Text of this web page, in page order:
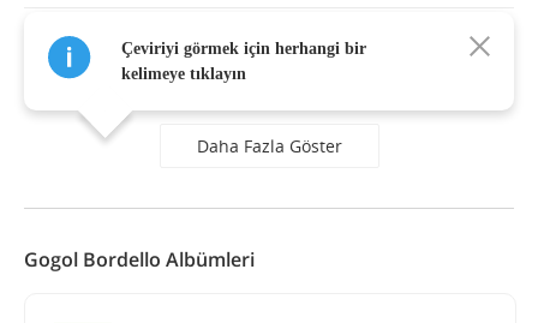
was thinking,'It's alright,man'
Daha Fazla Göster
Çeviriyi görmek için herhangi bir
kelimeye tıklayın
Gogol Bordello Albümleri